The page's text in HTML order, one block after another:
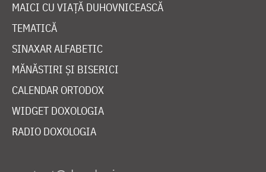
MAICI CU VIAȚĂ DUHOVNICEASCĂ
TEMATICĂ
SINAXAR ALFABETIC
MĂNĂSTIRI ȘI BISERICI
CALENDAR ORTODOX
WIDGET DOXOLOGIA
RADIO DOXOLOGIA